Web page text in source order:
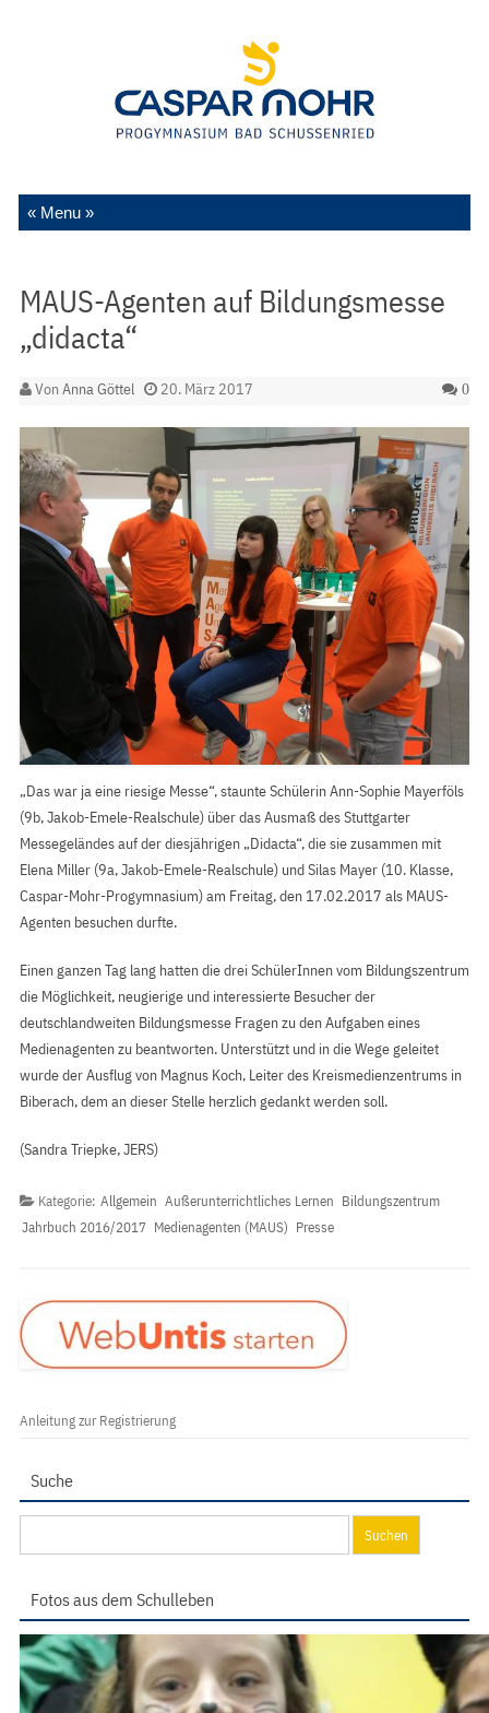
Zum Inhalt springen
MAUS-Agenten auf Bildungsmesse
„didacta“
VonAnna Göttel 20. März 2017 0
„Das war ja eine riesige Messe“, staunte Schülerin Ann-Sophie Mayerföls
(9b, Jakob-Emele-Realschule) über das Ausmaß des Stuttgarter
Messegeländes auf der diesjährigen „Didacta“, die sie zusammen mit
Elena Miller (9a, Jakob-Emele-Realschule) und Silas Mayer (10. Klasse,
Caspar-Mohr-Progymnasium) am Freitag, den 17.02.2017 als MAUS-
Agenten besuchen durfte.
Einen ganzen Tag lang hatten die drei SchülerInnen vom Bildungszentrum
die Möglichkeit, neugierige und interessierte Besucher der
deutschlandweiten Bildungsmesse Fragen zu den Aufgaben eines
Medienagenten zu beantworten. Unterstützt und in die Wege geleitet
wurde der Ausflug von Magnus Koch, Leiter des Kreismedienzentrums in
Biberach, dem an dieser Stelle herzlich gedankt werden soll.
(Sandra Triepke, JERS)
Kategorie: Allgemein Außerunterrichtliches Lernen Bildungszentrum
Jahrbuch 2016/2017 Medienagenten (MAUS) Presse
Anleitung zur Registrierung
Suche
nach:
Fotos aus dem Schulleben